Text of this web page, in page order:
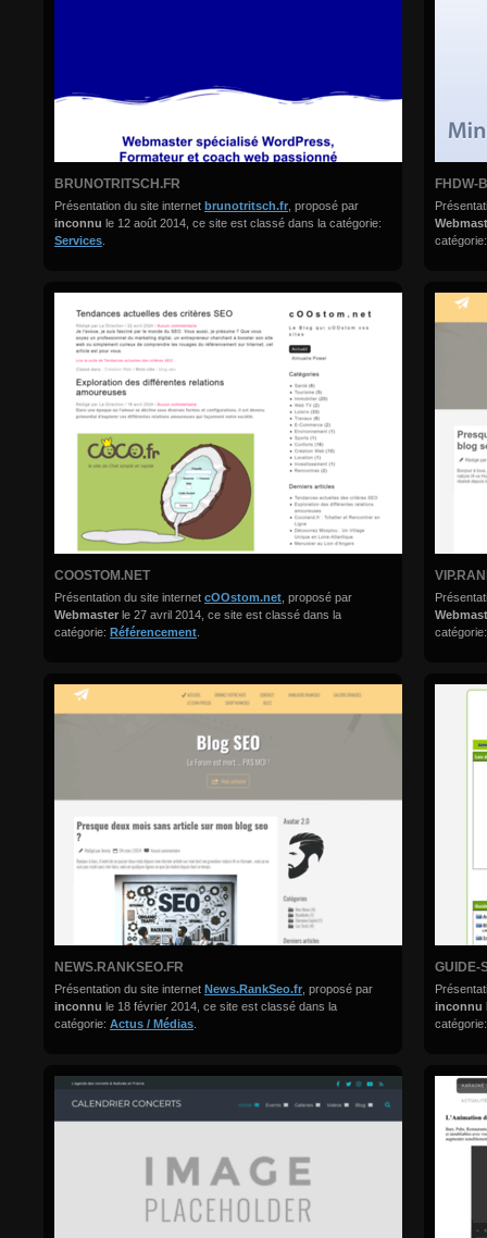
BRUNOTRITSCH.FR
Présentation du site internet brunotritsch.fr , proposé par
inconnu le 12 août 2014, ce site est classé dans la catégorie:
Services
FHDW-
COOSTOM.NET
Présentation du site internet cOOstom.net , proposé par
Webmaster le 27 avril 2014, ce site est classé dans la
catégorie: Référencement
NEWS.RANKSEO.FR
Présentation du site internet News.RankSeo.fr , proposé par
inconnu le 18 février 2014, ce site est classé dans la
catégorie: Actus / Médias
GUIDE-
inconnu